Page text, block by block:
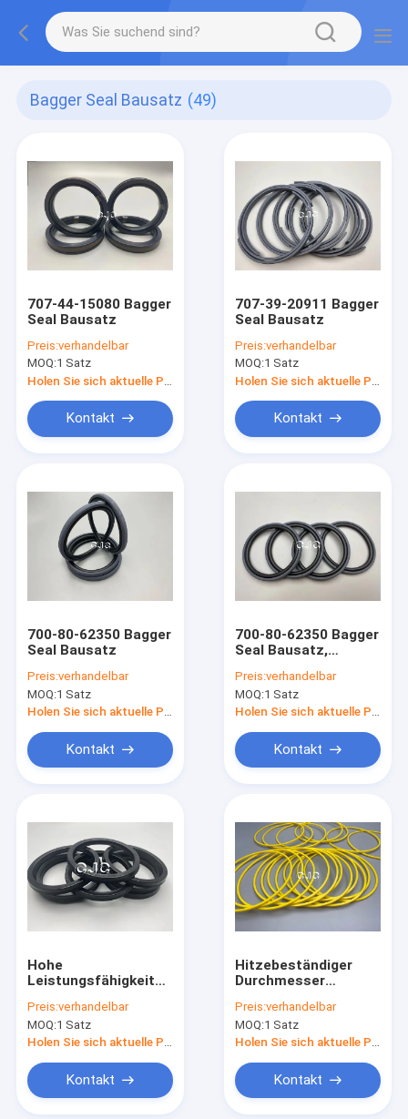
Bagger Seal Bausatz (49)
707-44-15080 Bagger
Seal Bausatz
Preis:verhandelbar
MOQ:1 Satz
Kontakt
707-39-20911 Bagger
Seal Bausatz
Preis:verhandelbar
MOQ:1 Satz
Kontakt
700-80-62350 Bagger
Seal Bausatz
Preis:verhandelbar
MOQ:1 Satz
Kontakt
700-80-62350 Bagger
Seal Bausatz,
Assortment Bausatz
FKM
Preis:verhandelbar
MOQ:1 Satz
Kontakt
Hohe
Leistungsfähigkeits-
Öldichtungs-
Ausrüstung 90 - 96
Gummi-Material des
Preis:verhandelbar
MOQ:1 Satz
Holen Sie sich aktuelle Preis
Kontakt
Hitzebeständiger
Durchmesser
Bausatzs N4W
22000139 135X3mm
Preis:verhandelbar
MOQ:1 Satz
Holen Sie sich aktuelle Preis
Kontakt